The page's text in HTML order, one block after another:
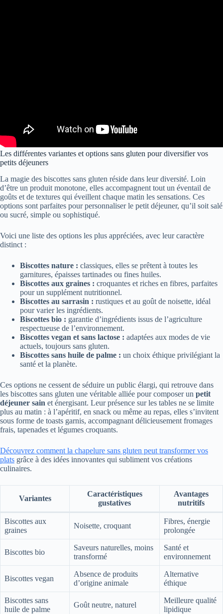
Les différentes variantes et options sans gluten pour diversifier vos
petits déjeuners
La magie des biscottes sans gluten réside dans leur diversité. Loin
d’être un produit monotone, elles accompagnent tout un éventail de
goûts et de textures qui éveillent chaque matin les sensations. Ces
options sont parfaites pour personnaliser le petit déjeuner, qu’il soit salé
ou sucré, simple ou sophistiqué.
Voici une liste des options les plus appréciées, avec leur caractère
distinct :
Biscottes nature : classiques, elles se prêtent à toutes les
garnitures, épaisses tartinades ou fines huiles.
Biscottes aux graines : croquantes et riches en fibres, parfaites
pour un supplément nutritionnel.
Biscottes au sarrasin : rustiques et au goût de noisette, idéal
pour varier les ingrédients.
Biscottes bio : garantie d’ingrédients issus de l’agriculture
respectueuse de l’environnement.
Biscottes vegan et sans lactose : adaptées aux modes de vie
actuels, toujours sans gluten.
Biscottes sans huile de palme : un choix éthique privilégiant la
santé et la planète.
Ces options ne cessent de séduire un public élargi, qui retrouve dans
les biscottes sans gluten une véritable alliée pour composer un petit
déjeuner sain et énergisant. Leur présence sur les tables ne se limite
plus au matin : à l’apéritif, en snack ou même au repas, elles s’invitent
sous forme de toasts garnis, accompagnant délicieusement fromages
frais, tapenades et légumes croquants.
Découvrez comment la chapelure sans gluten peut transformer vos
plats grâce à des idées innovantes qui subliment vos créations
culinaires.
Variantes
Caractéristiques
gustatives
Avantages
nutritifs
Biscottes aux
graines
Noisette, croquant
Fibres, énergie
prolongée
Biscottes bio
Saveurs naturelles, moins
transformé
Santé et
environnement
Biscottes vegan
Absence de produits
d’origine animale
Alternative
éthique
Biscottes sans
huile de palme
Goût neutre, naturel
Meilleure qualité
lipidique